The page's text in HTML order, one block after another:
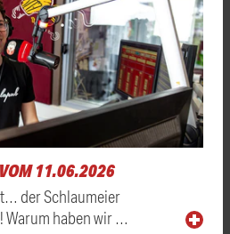
11.06.2026
der Schlaumeier
Warum haben wir …